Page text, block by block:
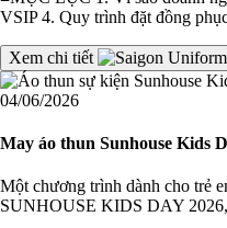
VSIP 4. Quy trình đặt đồng
Xem chi tiết
04/06/2026
May áo thun Sunhouse Kids
Một chương trình dành cho trẻ
SUNHOUSE KIDS DAY